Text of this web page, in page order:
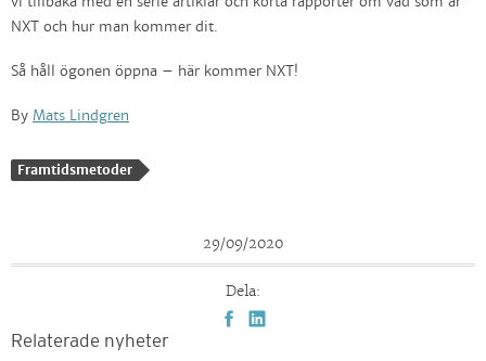
NXT och hur man kommer dit.
Så håll ögonen öppna – här kommer NXT!
By Mats Lindgren
Framtidsmetoder
29/09/2020
Dela:
Relaterade nyheter